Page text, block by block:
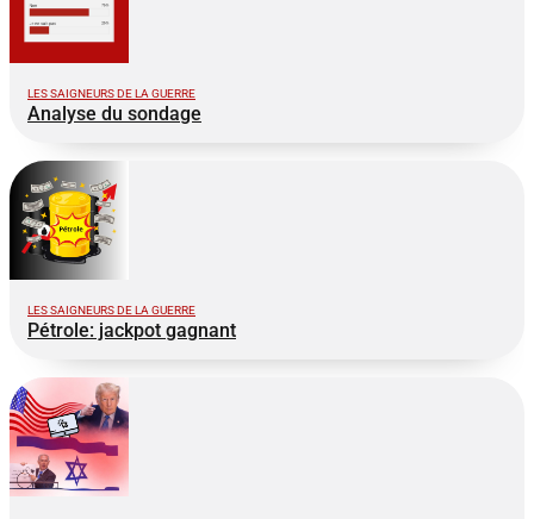
LES SAIGNEURS DE LA GUERRE
Analyse du sondage
LES SAIGNEURS DE LA GUERRE
Pétrole: jackpot gagnant